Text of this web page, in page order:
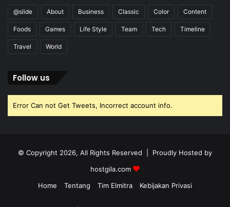
@slide About Business Classic Color Content
Foods Games Life Style Team Tech Timeline
Travel World
Follow us
Error Can not Get Tweets, Incorrect account info.
© Copyright 2026, All Rights Reserved | Proudly Hosted by
hostgila.com
Home
Tentang Tim Elmitra Kebijakan Privasi